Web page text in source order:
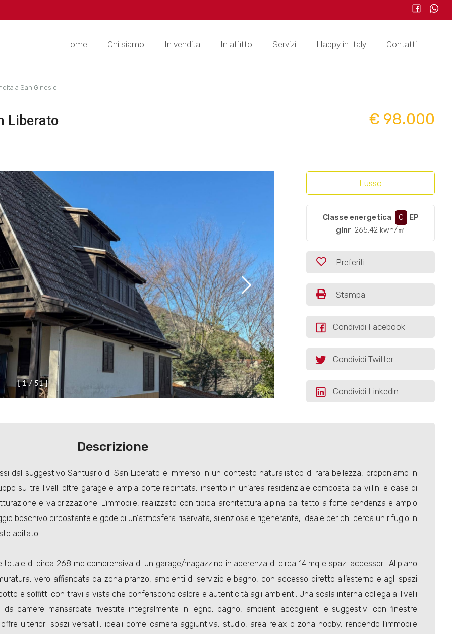
Home Chi siamo In vendita In affitto Servizi Happy in Italy Contatti
a San Ginesio
Liberato € 98.000
[ 1 / 51 ]
Lusso
Classe energetica: G
EP
glnr: 265.42 kwh/㎡
Preferiti
Stampa
Condividi Facebook
Condividi Twitter
Condividi Linkedin
Descrizione
dal suggestivo Santuario di San Liberato e immerso in un contesto naturalistico di rara bellezza, proponiamo in
su tre livelli oltre garage e ampia corte recintata, inserito in un'area residenziale composta da villini e case di
e valorizzazione. L'immobile, realizzato con tipica architettura alpina dal tetto a forte pendenza e ampio
boschivo circostante e gode di un'atmosfera riservata, silenziosa e rigenerante, ideale per chi cerca un rifugio in
abitato.
di circa 268 mq comprensiva di un garage/magazzino in aderenza di circa 14 mq e spazi accessori. Al piano
vero affiancata da zona pranzo, ambienti di servizio e bagno, con accesso diretto all'esterno e agli spazi
e soffitti con travi a vista che conferiscono calore e autenticità agli ambienti. Una scala interna collega ai livelli
camere mansardate rivestite integralmente in legno, bagno, ambienti accoglienti e suggestivi con finestre
ulteriori spazi versatili, ideali come camera aggiuntiva, studio, area relax o zona hobby, rendendo l'immobile